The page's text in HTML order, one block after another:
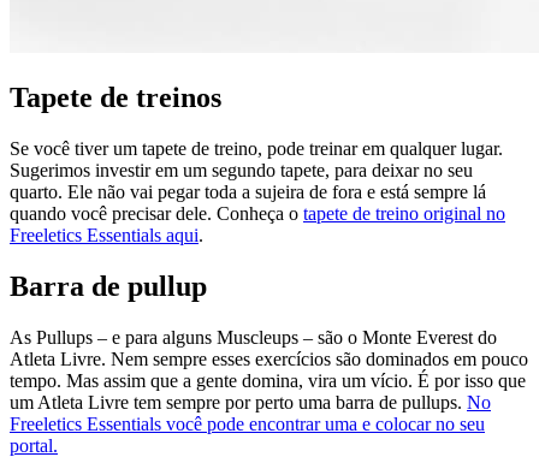
Tapete de treinos
Se você tiver um tapete de treino, pode treinar em qualquer lugar.
Sugerimos investir em um segundo tapete, para deixar no seu
quarto. Ele não vai pegar toda a sujeira de fora e está sempre lá
quando você precisar dele. Conheça o tapete de treino original no
Freeletics Essentials aqui.
Barra de pullup
As Pullups – e para alguns Muscleups – são o Monte Everest do
Atleta Livre. Nem sempre esses exercícios são dominados em pouco
tempo. Mas assim que a gente domina, vira um vício. É por isso que
um Atleta Livre tem sempre por perto uma barra de pullups. No
Freeletics Essentials você pode encontrar uma e colocar no seu
portal.